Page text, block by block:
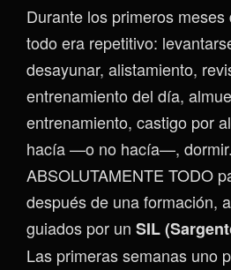
Durante los primeros
todo era repetitivo:
desayunar, alistamiento,
entrenamiento del día,
entrenamiento, castigo por
hacía —o no hacía—, dormir.
ABSOLUTAMENTE TODO
después de una formación,
guiados por un SIL
Las primeras semanas uno